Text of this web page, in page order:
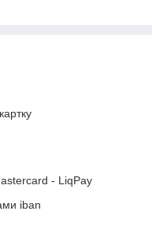
- LiqPay
iban